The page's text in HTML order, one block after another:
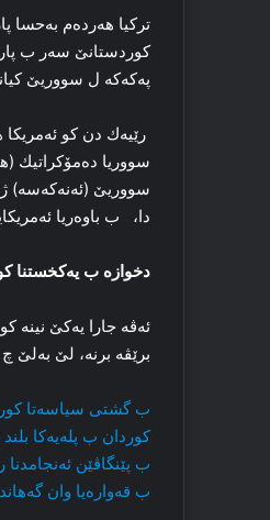
تركیا هه‌رده‌م به‌حسا
كوردستانێ سه‌ر ب
پەكەكە ل سووریێ
رێیەك دن کو ئەمریكا
سووریا دەمۆكراتیك
سووریێ (ئەنەكەسە)
دا، ‌ ب باوه‌ریا
دخوازە ب یه‌کخستنا
ئه‌ڤه‌ جارا یه‌کێ نینه‌
برێڤه‌ برنه‌، لێ به‌لێ
ب گشتی سیاسەتا
كوردان ب پلەیەكا
ب پێنگاڤێن
ب قەوارەیا وان